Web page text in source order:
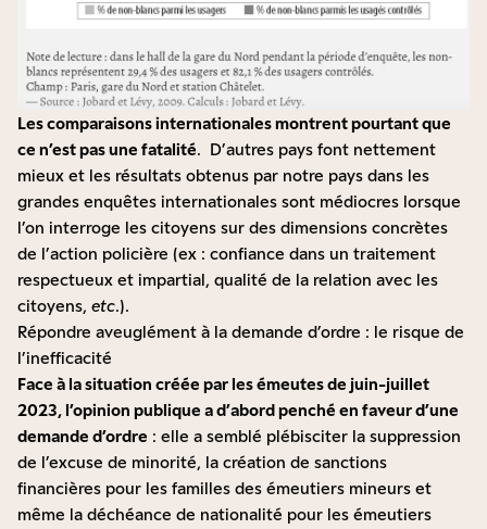
Les comparaisons internationales montrent pourtant que
ce n’est pas une fatalité. D’autres pays font nettement
mieux et les résultats obtenus par notre pays dans les
grandes enquêtes internationales sont médiocres lorsque
l’on interroge les citoyens sur des dimensions concrètes
de l’action policière (ex : confiance dans un traitement
respectueux et impartial, qualité de la relation avec les
citoyens, etc.).
Répondre aveuglément à la demande d’ordre : le risque de
l’inefficacité
Face à la situation créée par les émeutes de juin-juillet
2023, l’opinion publique a d’abord penché en faveur d’une
demande d’ordre : elle a semblé plébisciter la suppression
de l’excuse de minorité, la création de sanctions
financières pour les familles des émeutiers mineurs et
même la déchéance de nationalité pour les émeutiers